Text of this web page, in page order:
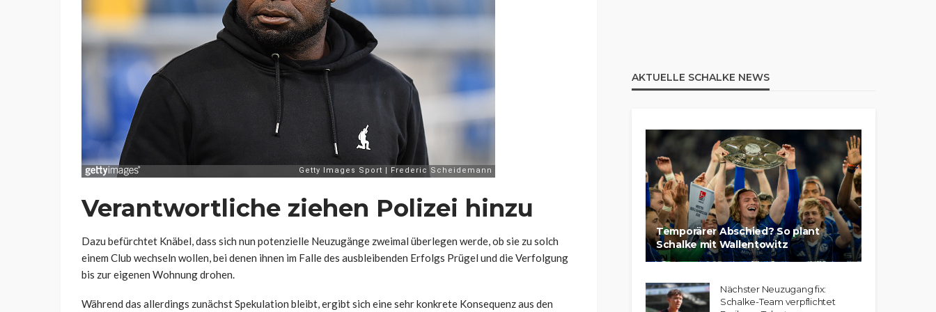
Verantwortliche ziehen Polizei hinzu
Dazu befürchtet Knäbel, dass sich nun potenzielle Neuzugänge zweimal überlegen werde, ob sie zu solch
einem Club wechseln wollen, bei denen ihnen im Falle des ausbleibenden Erfolgs Prügel und die Verfolgung
bis zur eigenen Wohnung drohen.
Während das allerdings zunächst Spekulation bleibt, ergibt sich eine sehr konkrete Konsequenz aus den
AKTUELLE SCHALKE NEWS
Temporärer Abschied? So plant
Schalke mit Wallentowitz
Nächster Neuzugang fix:
Schalke-Team verpflichtet